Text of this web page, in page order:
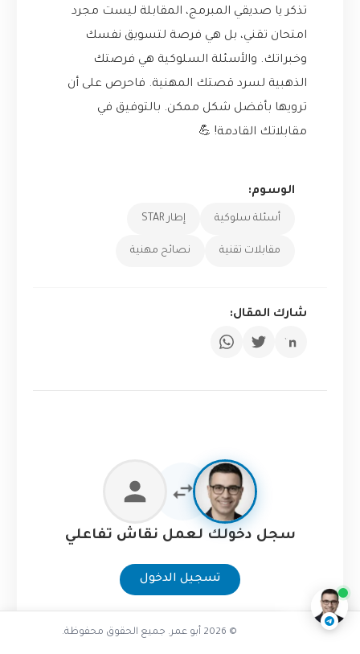
تذكر يا صديقي المبرمج، المقابلة ليست مجرد
امتحان تقني، بل هي فرصة لتسويق نفسك
وخبراتك. والأسئلة السلوكية هي فرصتك
الذهبية لسرد قصتك المهنية. فاحرص على أن
ترويها بأفضل شكل ممكن. بالتوفيق في
مقابلاتك القادمة! 💪
الوسوم:
أسئلة سلوكية إطار STAR
مقابلات تقنية نصائح مهنية
شارك المقال:
سجل دخولك لعمل نقاش تفاعلي
تسجيل الدخول
تفاعل مع الذكاء الاصطناعي
© 2026 أبو عمر. جميع الحقوق محفوظة.